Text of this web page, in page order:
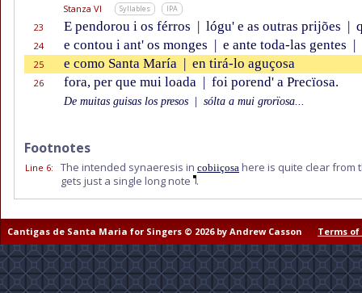
Stanza VI Syllables IPA
23 E pendorou i os férros | lógu' e as outras prijões |
24 e contou i ant' os monges | e ante toda-las gentes |
25 e como Santa María | en tirá-lo aguçosa
26 fora, per que mui loada | foi porend' a Precïosa.
De muitas guisas los presos sólta a mui grorïosa...
Footnotes
Line 6: The intended synaeresis in cobiiçosa here is quite clear from
gets just a single long note .
Cantigas de Santa Maria for Singers © 2026 by Andrew Casson Terms of